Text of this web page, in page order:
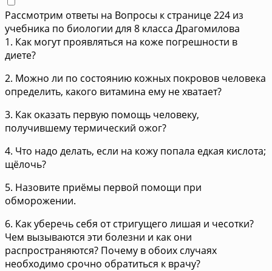
Рассмотрим ответы на Вопросы к странице 224 из
учебника по биологии для 8 класса Драгомилова
1. Как могут проявляться на коже погрешности в
диете?
2. Можно ли по состоянию кожных покровов человека
определить, какого витамина ему не хватает?
3. Как оказать первую помощь человеку,
получившему термический ожог?
4. Что надо делать, если на кожу попала едкая кислота;
щёлочь?
5. Назовите приёмы первой помощи при
обморожении.
6. Как уберечь себя от стригущего лишая и чесотки?
Чем вызываются эти болезни и как они
распространяются? Почему в обоих случаях
необходимо срочно обратиться к врачу?